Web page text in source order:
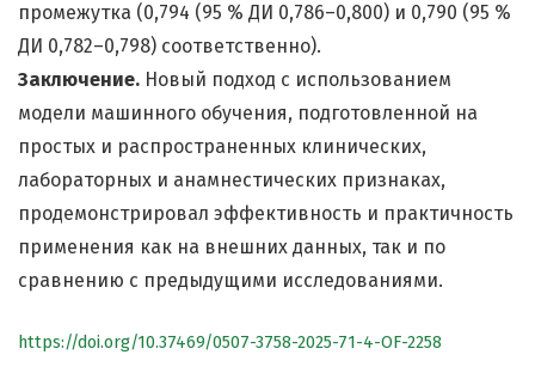
промежутка (0,794 (95 % ДИ 0,786–0,800) и 0,790 (95 %
ДИ 0,782–0,798) соответственно).
Заключение. Новый подход с использованием
модели машинного обучения, подготовленной на
простых и распространенных клинических,
лабораторных и анамнестических признаках,
продемонстрировал эффективность и практичность
применения как на внешних данных, так и по
сравнению с предыдущими исследованиями.
https://doi.org/10.37469/0507-3758-2025-71-4-OF-2258